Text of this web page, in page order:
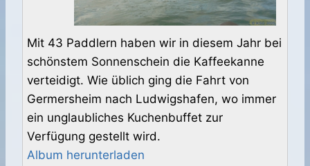
Mit 43 Paddlern haben wir in diesem Jahr bei
schönstem Sonnenschein die Kaffeekanne
verteidigt. Wie üblich ging die Fahrt von
Germersheim nach Ludwigshafen, wo immer
ein unglaubliches Kuchenbuffet zur
Verfügung gestellt wird.
Album herunterladen